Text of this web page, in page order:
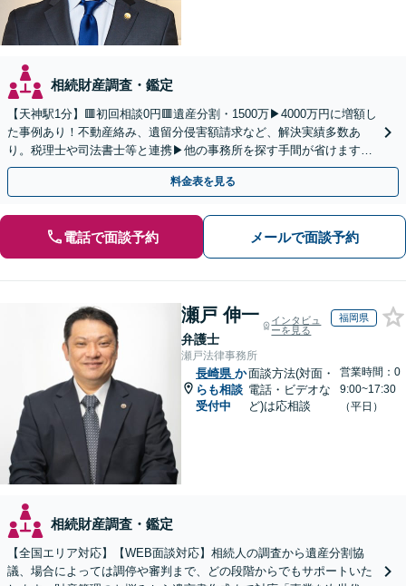
相続財産調査・鑑定
【天神駅1分】🟥初回相談0円🟥遺産分割・1500万▶4000万円に増額し
た事例あり！不動産絡み、遺留分侵害額請求など、解決実績多数あ
り。税理士や司法書士等と連携▶他の事務所を探す手間が省けます！
不動産会社と連携し無料査定&財産調査も◎
料金表を見る
電話で面談予約 メールで面談予約
瀬戸 伸一
弁護士
インタビュ
ーを見る
福岡県
瀬戸法律事務所
長崎県 か
らも相談
受付中
面談方法(対面・
電話・ビデオな
ど)は応相談
営業時間：0
9:00~17:30
（平日）
相続財産調査・鑑定
【全国エリア対応】【WEB面談対応】相続人の調査から遺産分割協
議、場合によっては調停や審判まで、どの段階からでもサポートいた